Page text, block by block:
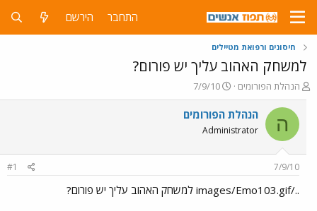
התחבר הירשם
חיסונים ורפואת מטיילים
למשחק האהוב עליך יש פורום?
פ
ו
ת
ח
ה
ו
ש
הנהלת הפורומים
פ
ו
ר
ם
ר
7/9/10
ה הנהלת הפורומים
Administrator
7/9/10
#1
../images/Emo103.gif למשחק האהוב עליך יש פורום?